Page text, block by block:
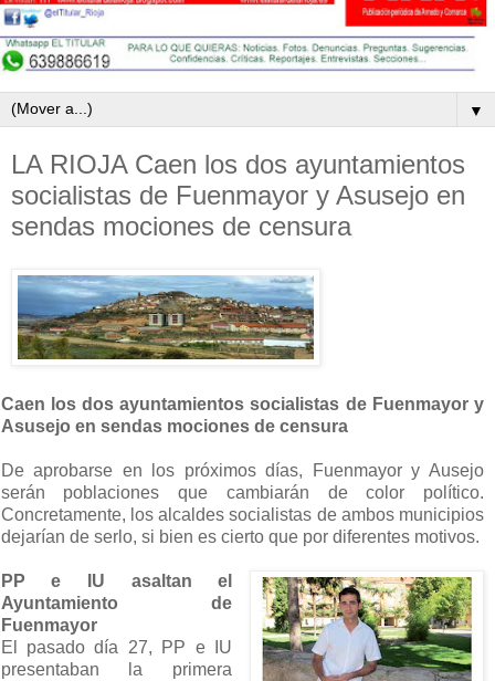
▼
LA RIOJA Caen los dos ayuntamientos
socialistas de Fuenmayor y Asusejo en
sendas mociones de censura
Caen los dos ayuntamientos socialistas de Fuenmayor y
Asusejo en sendas mociones de censura
De aprobarse en los próximos días, Fuenmayor y Ausejo
serán poblaciones que cambiarán de color político.
Concretamente, los alcaldes socialistas de ambos municipios
dejarían de serlo, si bien es cierto que por diferentes motivos.
PP e IU asaltan el
Ayuntamiento de
Fuenmayor
El pasado día 27, PP e IU
presentaban la primera